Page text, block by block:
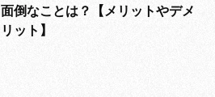
面倒なことは？【メリットやデメ
リット】